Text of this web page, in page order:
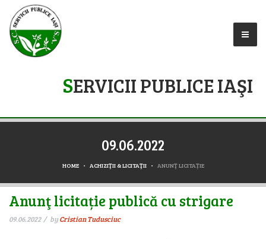
SERVICII PUBLICE IAŞI
09.06.2022
HOME ACHIZIŢII & LICITAŢII ANUNŢ LICITAȚIE
Anunţ licitație publică cu strigare
09.06.2022 byCristian Tudusciuc